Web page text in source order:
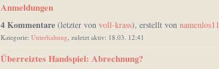
Anmeldungen
4 Kommentare(letzter von voll-krass), erstellt von namenlos11
Kategorie: Unterhaltung, zuletzt aktiv: 18.03. 12:41
Überreiztes Handspiel: Abrechnung?